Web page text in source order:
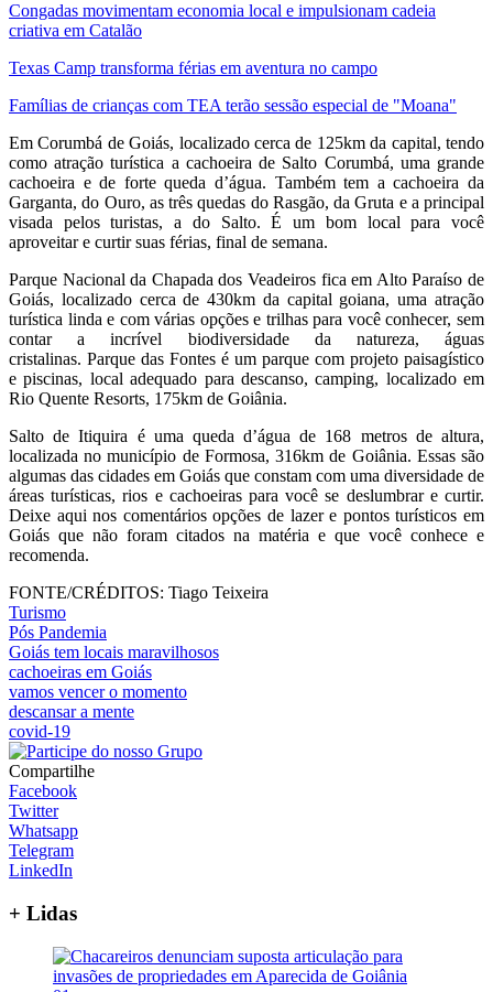
Congadas movimentam economia local e impulsionam cadeia
criativa em Catalão
Texas Camp transforma férias em aventura no campo
Famílias de crianças com TEA terão sessão especial de "Moana"
Em Corumbá de Goiás, localizado cerca de 125km da capital, tendo
como atração turística a cachoeira de Salto Corumbá, uma grande
cachoeira e de forte queda d’água. Também tem a cachoeira da
Garganta, do Ouro, as três quedas do Rasgão, da Gruta e a principal
visada pelos turistas, a do Salto. É um bom local para você
aproveitar e curtir suas férias, final de semana.
Parque Nacional da Chapada dos Veadeiros fica em Alto Paraíso de
Goiás, localizado cerca de 430km da capital goiana, uma atração
turística linda e com várias opções e trilhas para você conhecer, sem
contar a incrível biodiversidade da natureza, águas
cristalinas. Parque das Fontes é um parque com projeto paisagístico
e piscinas, local adequado para descanso, camping, localizado em
Rio Quente Resorts, 175km de Goiânia.
Salto de Itiquira é uma queda d’água de 168 metros de altura,
localizada no município de Formosa, 316km de Goiânia. Essas são
algumas das cidades em Goiás que constam com uma diversidade de
áreas turísticas, rios e cachoeiras para você se deslumbrar e curtir.
Deixe aqui nos comentários opções de lazer e pontos turísticos em
Goiás que não foram citados na matéria e que você conhece e
recomenda.
FONTE/CRÉDITOS: Tiago Teixeira
Turismo
Pós Pandemia
Goiás tem locais maravilhosos
cachoeiras em Goiás
vamos vencer o momento
descansar a mente
covid-19
Compartilhe
Facebook
Twitter
Whatsapp
Telegram
LinkedIn
+ Lidas